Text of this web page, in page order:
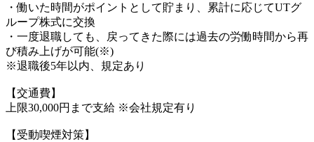
・働いた時間がポイントとして貯まり、累計に応じてUTグ
ループ株式に交換
・一度退職しても、戻ってきた際には過去の労働時間から再
び積み上げが可能(※)
※退職後5年以内、規定あり
【交通費】
上限30,000円まで支給 ※会社規定有り
【受動喫煙対策】